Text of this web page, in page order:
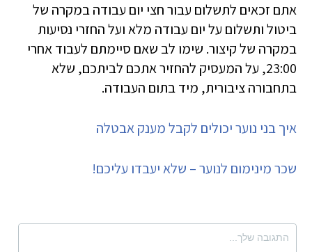
אתם זכאים לתשלום עבור חצי יום עבודה במקרה של
ביטול ותשלום על יום עבודה מלא ועל החזרי נסיעות
במקרה של קיצור. שימו לב שאם סיימתם לעבוד אחרי
23:00, על המעסיק להחזיר אתכם לביתכם, שלא
בתחבורה ציבורית, מיד בתום העבודה.
איך בני נוער יכולים לקבל מענק אבטלה
שכר מינימום לנוער – שלא יעבדו עליכם!